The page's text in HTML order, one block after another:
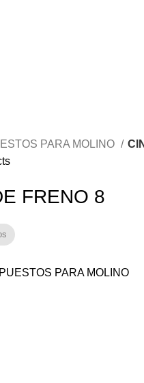
PARA MOLINO
FRENO 8
PARA MOLINO